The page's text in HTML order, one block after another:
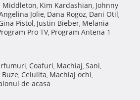
Middleton, Kim Kardashian, Johnny
Jolie, Dana Rogoz, Dani Otil,
Pistol, Justin Bieber, Melania
Pro TV, Program Antena 1
, Coafuri, Machiaj, Sani,
Buze, Celulita, Machiaj ochi,
de acasa